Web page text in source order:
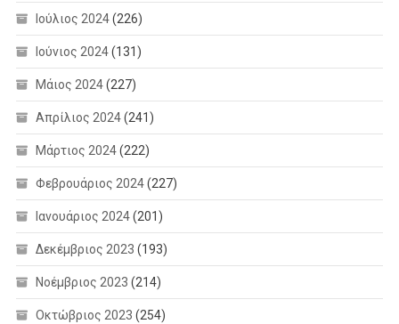
Ιούλιος 2024(226)
Ιούνιος 2024(131)
Μάιος 2024(227)
Απρίλιος 2024(241)
Μάρτιος 2024(222)
Φεβρουάριος 2024(227)
Ιανουάριος 2024(201)
Δεκέμβριος 2023 (193)
Νοέμβριος 2023 (214)
Οκτώβριος 2023 (254)